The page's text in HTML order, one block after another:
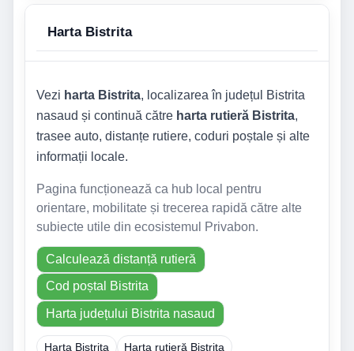
Harta Bistrita
Vezi harta Bistrita, localizarea în județul Bistrita
nasaud și continuă către harta rutieră Bistrita,
trasee auto, distanțe rutiere, coduri poștale și alte
informații locale.
Pagina funcționează ca hub local pentru
orientare, mobilitate și trecerea rapidă către alte
subiecte utile din ecosistemul Privabon.
Calculează distanță rutieră
Cod poștal Bistrita
Harta județului Bistrita nasaud
Harta Bistrita Harta rutieră Bistrita